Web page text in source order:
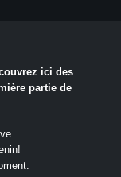
ici des
partie de